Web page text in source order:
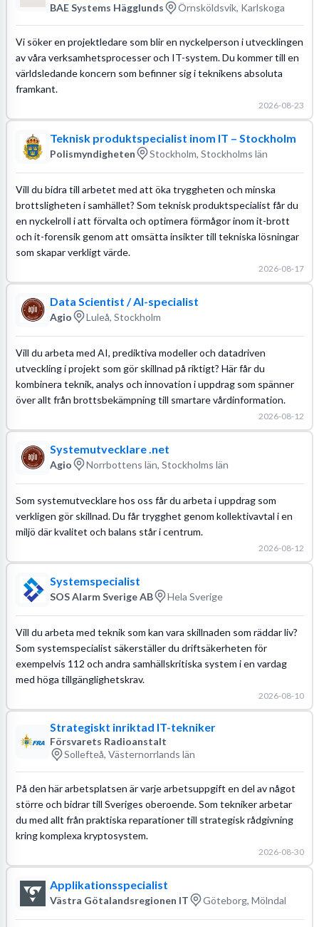
BAE Systems Hägglunds Örnsköldsvik, Karlskoga
Vi söker en projektledare som blir en nyckelperson i utvecklingen
av våra verksamhetsprocesser och IT-system. Du kommer till en
världsledande koncern som befinner sig i teknikens absoluta
framkant.
2026-08-23
Teknisk produktspecialist inom IT – Stockholm
Polismyndigheten Stockholm, Stockholms län
Vill du bidra till arbetet med att öka tryggheten och minska
brottsligheten i samhället? Som teknisk produktspecialist får du
en nyckelroll i att förvalta och optimera förmågor inom it-brott
och it-forensik genom att omsätta insikter till tekniska lösningar
som skapar verkligt värde.
2026-08-17
Data Scientist / AI-specialist
Agio Luleå, Stockholm
Vill du arbeta med AI, prediktiva modeller och datadriven
utveckling i projekt som gör skillnad på riktigt? Här får du
kombinera teknik, analys och innovation i uppdrag som spänner
över allt från brottsbekämpning till smartare vårdinformation.
2026-08-12
Systemutvecklare .net
Agio Norrbottens län, Stockholms län
Som systemutvecklare hos oss får du arbeta i uppdrag som
verkligen gör skillnad. Du får trygghet genom kollektivavtal i en
miljö där kvalitet och balans står i centrum.
2026-08-12
Systemspecialist
SOS Alarm Sverige AB Hela Sverige
Vill du arbeta med teknik som kan vara skillnaden som räddar liv?
Som systemspecialist säkerställer du driftsäkerheten för
exempelvis 112 och andra samhällskritiska system i en vardag
med höga tillgänglighetskrav.
2026-08-10
Strategiskt inriktad IT-tekniker
Försvarets Radioanstalt
Sollefteå, Västernorrlands län
På den här arbetsplatsen är varje arbetsuppgift en del av något
större och bidrar till Sveriges oberoende. Som tekniker arbetar
du med allt från praktiska reparationer till strategisk rådgivning
kring komplexa kryptosystem.
2026-08-30
Applikationsspecialist
Västra Götalandsregionen IT Göteborg, Mölndal